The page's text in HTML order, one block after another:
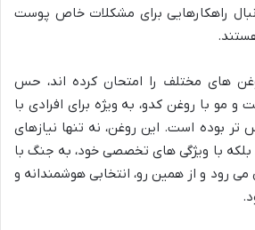
راهکارهایی برای مشکلات خاص پوست
های مختلف را امتحان کرده اند، حس
مو با روغن کدو، به ویژه برای افرادی با
بوده است. این روغن، نه تنها نیازهای
بلکه با ویژگی های تخصصی خود، به جنگ با
رود و از همین رو، انتخابی هوشمندانه و